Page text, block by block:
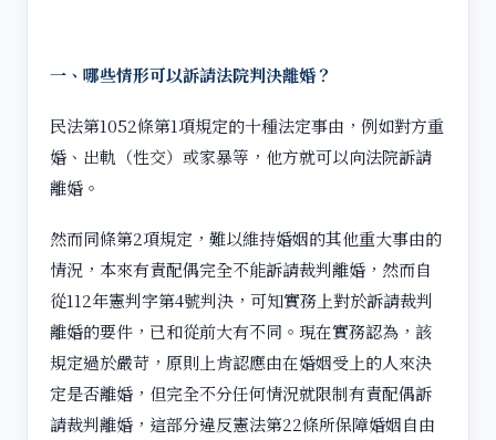
一、哪些情形可以訴請法院判決離婚？
民法第1052條第1項規定的十種法定事由，例如對方重
婚、出軌（性交）或家暴等，他方就可以向法院訴請
離婚。
然而同條第2項規定，難以維持婚姻的其他重大事由的
情況，本來有責配偶完全不能訴請裁判離婚，然而自
從112年憲判字第4號判決，可知實務上對於訴請裁判
離婚的要件，已和從前大有不同。現在實務認為，該
規定過於嚴苛，原則上肯認應由在婚姻受上的人來決
定是否離婚，但完全不分任何情況就限制有責配偶訴
請裁判離婚，這部分違反憲法第22條所保障婚姻自由